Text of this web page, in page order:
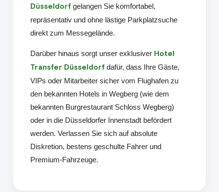
Düsseldorf gelangen Sie komfortabel,
repräsentativ und ohne lästige Parkplatzsuche
direkt zum Messegelände.
Darüber hinaus sorgt unser exklusiver Hotel
Transfer Düsseldorf dafür, dass Ihre Gäste,
VIPs oder Mitarbeiter sicher vom Flughafen zu
den bekannten Hotels in Wegberg (wie dem
bekannten Burgrestaurant Schloss Wegberg)
oder in die Düsseldorfer Innenstadt befördert
werden. Verlassen Sie sich auf absolute
Diskretion, bestens geschulte Fahrer und
Premium-Fahrzeuge.